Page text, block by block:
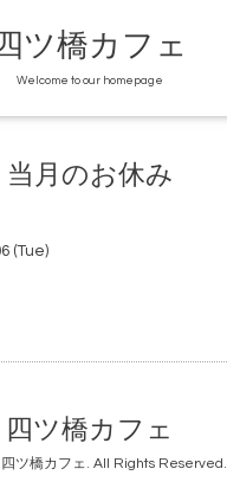
ツ橋カフェ
Welcome to our homepage
当月のお休み
(Tue)
四ツ橋カフェ
四ツ橋カフェ. All Rights Reserved.